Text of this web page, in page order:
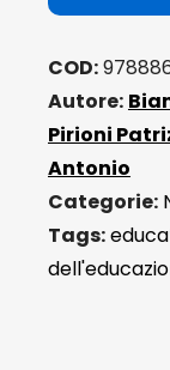
COD:
Autore:
Pirioni
Antonio
Categorie:
Tags: